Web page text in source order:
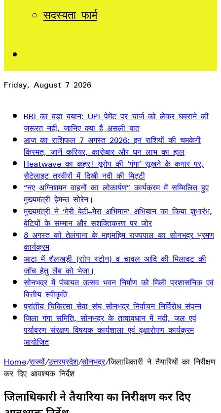
सदस्यता फार्म
Friday, August 7 2026
RBI का बड़ा बयान: UPI पेमेंट पर चार्ज को लेकर घबराने की
जरूरत नहीं, जानिए क्या है असली बात
आज का राशिफल 7 अगस्त 2026: इन राशियों की चमकेगी
किस्मत, जानें करियर, कारोबार और धन लाभ का हाल
Heatwave का कहर! यूरोप की ‘गंगा’ सूखने के कगार पर,
सैटेलाइट तस्वीरों में दिखी नदी की मिट्टी
“नए अग्निशमन वाहनों का लोकार्पण” कार्यक्रम में सम्मिलित हुए
मुख्यमंत्री हेमन्त सोरेन।
मुख्यमंत्री ने ‘मेरी बेटी–मेरा अभिमान’ अभियान का किया शुभारंभ,
बेटियों के सम्मान और सशक्तिकरण पर जोर
8 अगस्त को तेलंगाना के महामहिम राज्यपाल का सोनभद्र भ्रमण
कार्यक्रम
आटा में शैलखड़ी (राोप स्टोन) व चावल आदि की मिलावट की
जॉच हेतु लैब को भेजा।
सोनभद्र में पंचायत उत्सव भवन निर्माण को मिली प्रशासनिक एवं
वित्तीय स्वीकृति
प्रांतीय चिकित्सा सेवा संघ सोनभद्र निर्वाचन निर्विरोध संपन्न
जिला गंगा समिति, सोनभद्र के तत्वावधान में नदी, जल एवं
पर्यावरण संरक्षण विषयक कार्यशाला एवं वृक्षारोपण कार्यक्रम
आयोजित
Home/राज्यों/उत्तरप्रदेश/सोनभद्र/जिलाधिकारी ने तैयारियों का निरीक्षण
कर दिए आवश्यक निर्देश
जिलाधिकारी ने तैयारियों का निरीक्षण कर दिए